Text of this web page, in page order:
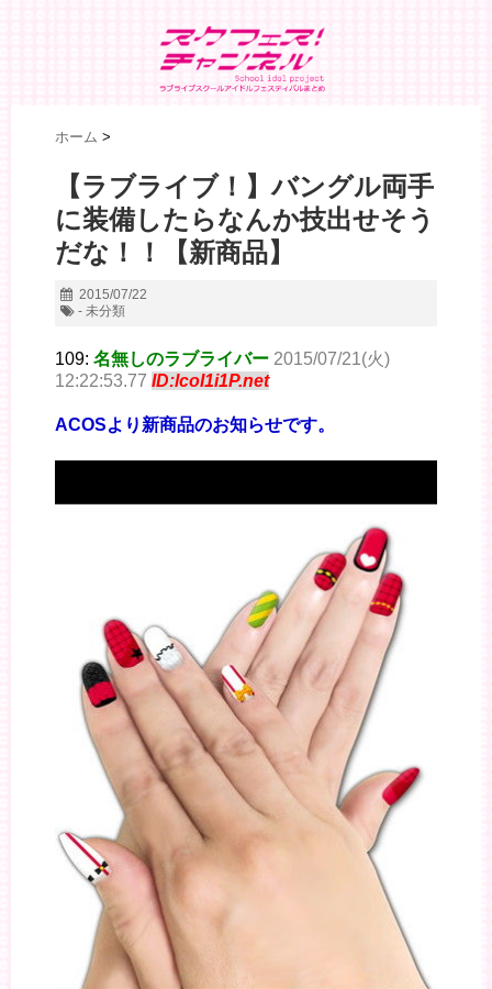
ホーム >
【ラブライブ！】バングル両手
に装備したらなんか技出せそう
だな！！【新商品】
2015/07/22
- 未分類
109: 名無しのラブライバー 2015/07/21(火)
12:22:53.77 ID:lcoI1i1P.net
ACOSより新商品のお知らせです。